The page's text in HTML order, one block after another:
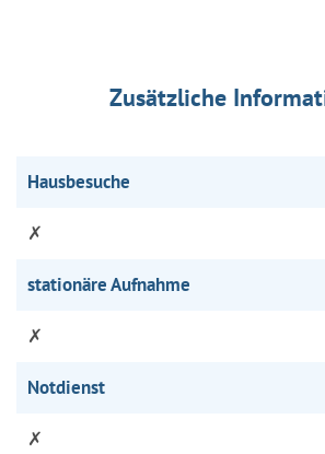
Zusätzliche
Hausbesuche
✗
stationäre Aufnahme
✗
Notdienst
✗